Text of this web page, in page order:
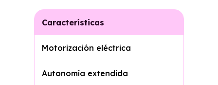
Características
Motorización eléctrica
Autonomía extendida